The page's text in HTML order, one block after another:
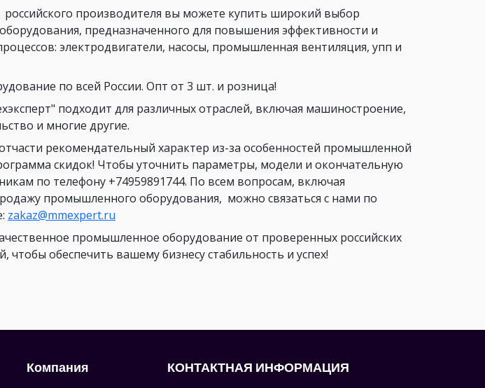
производителя вы можете купить широкий выбор
предназначенного для повышения эффективности и
электродвигатели, насосы, промышленная вентиляция, упп и
по всей России. Опт от 3 шт. и розница!
подходит для различных отраслей, включая машиностроение,
и многие другие.
рекомендательный характер из-за особенностей промышленной
скидок! Чтобы уточнить параметры, модели и окончательную
по телефону +74959891744. По всем вопросам, включая
промышленного оборудования, можно связаться с нами по
zakaz@mmexpert.ru
промышленное оборудование от проверенных российских
чтобы обеспечить вашему бизнесу стабильность и успех!
Компания КОНТАКТНАЯ ИНФОРМАЦИЯ